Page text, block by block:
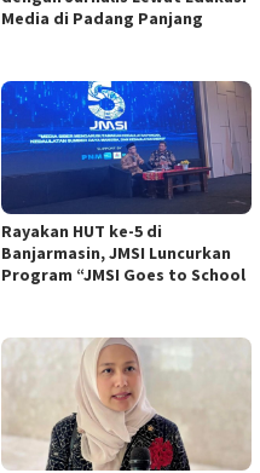
Media di Padang Panjang
Rayakan HUT ke-5 di
Banjarmasin, JMSI Luncurkan
Program “JMSI Goes to School